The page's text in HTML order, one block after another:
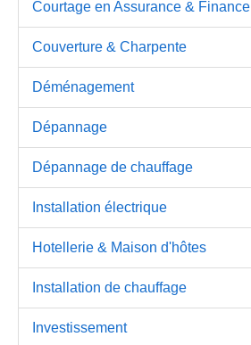
Courtage en Assurance & Finance
Couverture & Charpente
Déménagement
Dépannage
Dépannage de chauffage
Installation électrique
Hotellerie & Maison d'hôtes
Installation de chauffage
Investissement